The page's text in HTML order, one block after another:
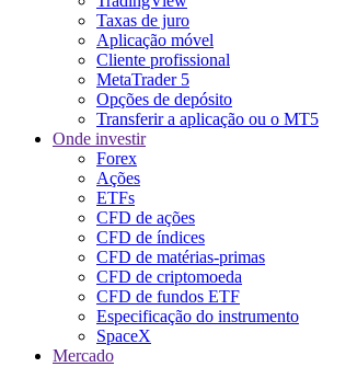
Taxas de juro
Aplicação móvel
Cliente profissional
MetaTrader 5
Opções de depósito
Transferir a aplicação ou o MT5
Onde investir
Forex
Ações
ETFs
CFD de ações
CFD de índices
CFD de matérias-primas
CFD de criptomoeda
CFD de fundos ETF
Especificação do instrumento
SpaceX
Mercado